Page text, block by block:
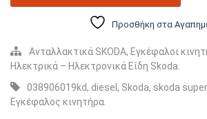
Προσθήκη στα
Ανταλλακτικά SKODA, Εγκέφαλοι
Ηλεκτρικά – Ηλεκτρονικά Είδη Skoda
038906019kd, diesel , Skoda, skoda
Εγκέφαλος κινητήρα